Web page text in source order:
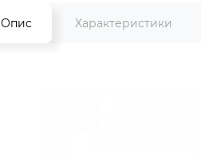
Опис Характеристики